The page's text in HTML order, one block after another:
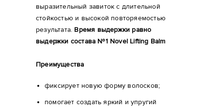
выразительный завиток с длительной
стойкостью и высокой повторяемостью
результата. Время выдержки равно
выдержки состава №1 Novel Lifting Balm
Преимущества
фиксирует новую форму волосков;
помогает создать яркий и упругий